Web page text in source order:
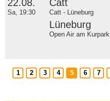
Sa, 19:30 Catt - Lüneburg
Lüneburg
Open Air am Kurpark
1 2 3 4 5 6 7